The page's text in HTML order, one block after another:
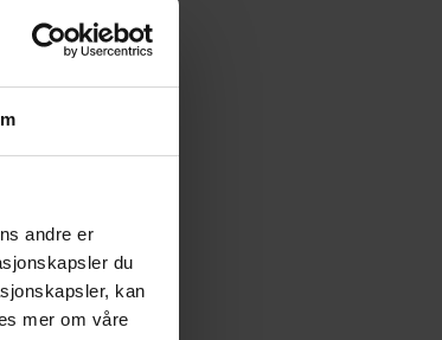
andre er
du
kan
mer om våre